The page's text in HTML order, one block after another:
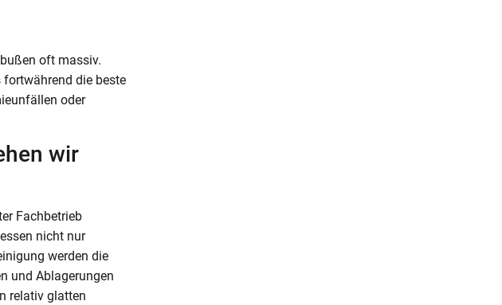
oft massiv.
fortwährend die beste
oder
wir
Fachbetrieb
nicht nur
werden die
und Ablagerungen
relativ glatten